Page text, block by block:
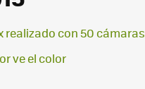
realizado con 50 cámaras
ve el color